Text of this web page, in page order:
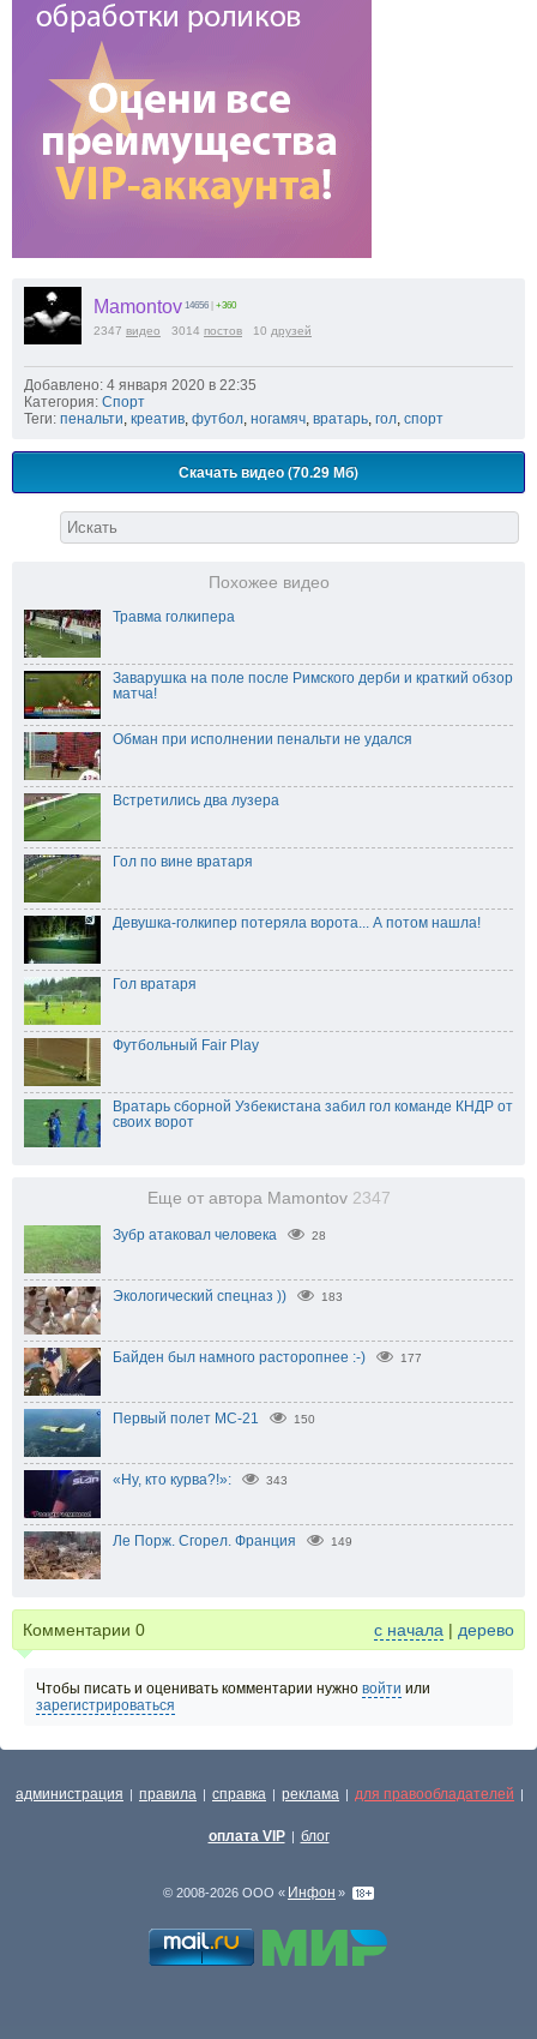
Mamontov 14656 +360
2347 видео 3014 постов 10 друзей
Добавлено: 4 января 2020 в 22:35
Категория: Спорт
Теги: пенальти, креатив, футбол, ногамяч, вратарь, гол, спорт
Скачать видео (70.29 Мб)
Похожее видео
Травма голкипера
Заварушка на поле после Римского дерби и краткий обзор
матча!
Обман при исполнении пенальти не удался
Встретились два лузера
Гол по вине вратаря
Девушка-голкипер потеряла ворота... А потом нашла!
Гол вратаря
Футбольный Fair Play
Вратарь сборной Узбекистана забил гол команде КНДР от
своих ворот
Еще от автора Mamontov 2347
Зубр атаковал человека 28
Экологический спецназ )) 183
Байден был намного расторопнее :-) 177
Первый полет МС-21 150
«Ну, кто курва?!»: 343
Ле Порж. Сгорел. Франция 149
Комментарии 0 с начала | дерево
Чтобы писать и оценивать комментарии нужно войти или
зарегистрироваться
администрация | правила | справка | реклама | для правообладателей |
оплата VIP | блог
© 2008-2026 ООО « Инфон »